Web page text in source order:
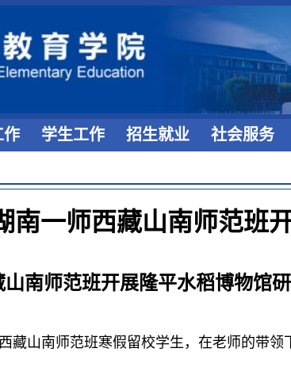
作 学生工作 招生就业 社会服务
一师西藏山南师范班
南师范班开展隆平水稻博物馆
西藏山南师范班寒假留校学生，在老师的带